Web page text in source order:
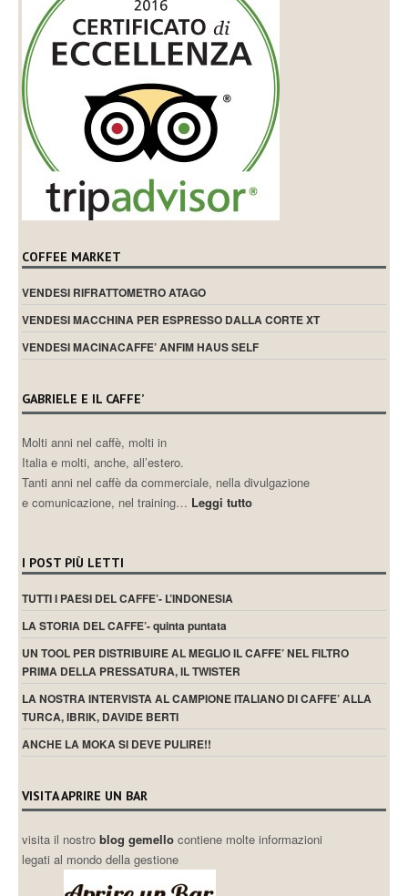
COFFEE MARKET
VENDESI RIFRATTOMETRO ATAGO
VENDESI MACCHINA PER ESPRESSO DALLA CORTE XT
VENDESI MACINACAFFE’ ANFIM HAUS SELF
GABRIELE E IL CAFFE’
Molti anni nel caffè, molti in
Italia e molti, anche, all’estero.
Tanti anni nel caffè da commerciale, nella divulgazione
e comunicazione, nel training… Leggi tutto
I POST PIÙ LETTI
TUTTI I PAESI DEL CAFFE’- L’INDONESIA
LA STORIA DEL CAFFE’- quinta puntata
UN TOOL PER DISTRIBUIRE AL MEGLIO IL CAFFE’ NEL FILTRO
PRIMA DELLA PRESSATURA, IL TWISTER
LA NOSTRA INTERVISTA AL CAMPIONE ITALIANO DI CAFFE’ ALLA
TURCA, IBRIK, DAVIDE BERTI
ANCHE LA MOKA SI DEVE PULIRE!!
VISITA APRIRE UN BAR
visita il nostroblog gemellocontiene molte informazioni
legati al mondo della gestione